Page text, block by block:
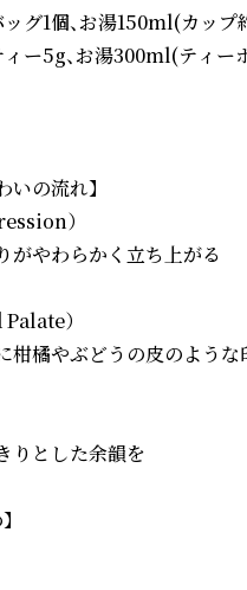
グ1個、お湯150ml(カップ
ー5g、お湯300ml(ティー
いの流れ】
）
がやわらかく立ち上がる
）
柑橘やぶどうの皮のよう
りとした余韻を